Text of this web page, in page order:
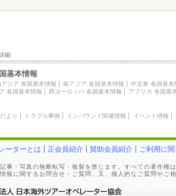
細
基本情報
アジア 各国基本情報 南アジア 各国基本情報
中近東 各国基本
各国基本情報
西ヨーロッパ 各国基本情報 アフリカ 各国基
より トラブル事例 インバウンド関連情報 イベント情報
ーターとは 正会員紹介 賛助会員紹介 ご利用に
事・写真の無断転写・複製を禁じます。すべての著作権
報に関するお問合せ・ご質問、又、個人的なご質問やご